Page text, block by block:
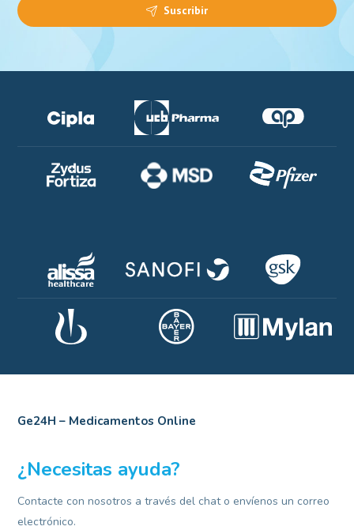
Suscribir
Ge24H – Medicamentos Online
¿Necesitas ayuda?
Contacte con nosotros a través del chat o envíenos un correo
electrónico.